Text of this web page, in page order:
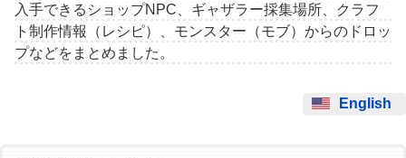
入手できるショップNPC、ギャザラー採集場所、クラフ
ト制作情報（レシピ）、モンスター（モブ）からのドロッ
プなどをまとめました。
English